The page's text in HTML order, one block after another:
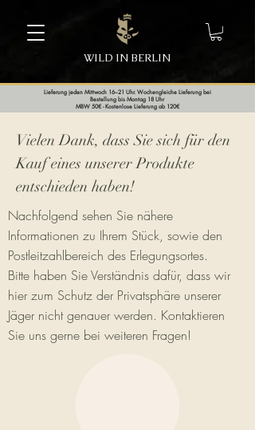
WILD IN BERLIN
Lieferung jeden Mittwoch 16–21 Uhr. Wochengleiche Lieferung bei
Bestellung bis Montag 18 Uhr
MBW 50€ - Kostenlose Lieferung ab 120€
Vielen Dank, dass Sie sich für den
Kauf eines unserer Produkte
entschieden haben!
Nachfolgend sehen Sie nähere
Informationen zu Ihrem Stück, sowie den
Postleitzahlbereich des Erlegungsortes.
Bitte haben Sie Verständnis dafür, dass wir
hier zum Schutz der Privatsphäre unserer
Jäger nicht genauer werden. Kontaktieren
Sie uns gerne bei weiteren Fragen!